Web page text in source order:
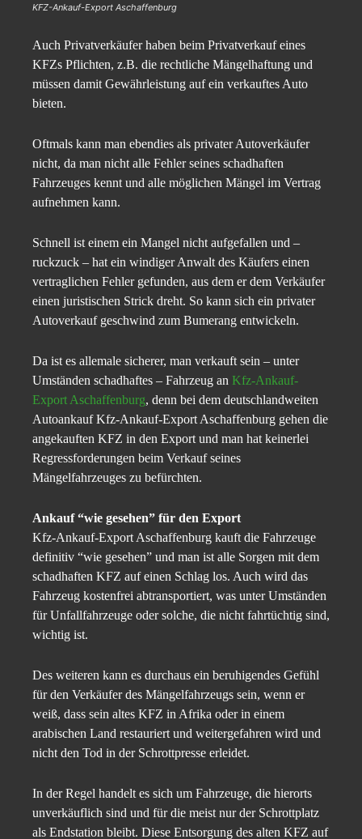
KFZ-Ankauf-Export Aschaffenburg
Auch Privatverkäufer haben beim Privatverkauf eines
KFZs Pflichten, z.B. die rechtliche Mängelhaftung und
müssen damit Gewährleistung auf ein verkauftes Auto
bieten.
Oftmals kann man ebendies als privater Autoverkäufer
nicht, da man nicht alle Fehler seines schadhaften
Fahrzeuges kennt und alle möglichen Mängel im Vertrag
aufnehmen kann.
Schnell ist einem ein Mangel nicht aufgefallen und –
ruckzuck – hat ein windiger Anwalt des Käufers einen
vertraglichen Fehler gefunden, aus dem er dem Verkäufer
einen juristischen Strick dreht. So kann sich ein privater
Autoverkauf geschwind zum Bumerang entwickeln.
Da ist es allemale sicherer, man verkauft sein – unter
Umständen schadhaftes – Fahrzeug an Kfz-Ankauf-
Export Aschaffenburg, denn bei dem deutschlandweiten
Autoankauf Kfz-Ankauf-Export Aschaffenburg gehen die
angekauften KFZ in den Export und man hat keinerlei
Regressforderungen beim Verkauf seines
Mängelfahrzeuges zu befürchten.
Ankauf “wie gesehen” für den Export
Kfz-Ankauf-Export Aschaffenburg kauft die Fahrzeuge
definitiv “wie gesehen” und man ist alle Sorgen mit dem
schadhaften KFZ auf einen Schlag los. Auch wird das
Fahrzeug kostenfrei abtransportiert, was unter Umständen
für Unfallfahrzeuge oder solche, die nicht fahrtüchtig sind,
wichtig ist.
Des weiteren kann es durchaus ein beruhigendes Gefühl
für den Verkäufer des Mängelfahrzeugs sein, wenn er
weiß, dass sein altes KFZ in Afrika oder in einem
arabischen Land restauriert und weitergefahren wird und
nicht den Tod in der Schrottpresse erleidet.
In der Regel handelt es sich um Fahrzeuge, die hierorts
unverkäuflich sind und für die meist nur der Schrottplatz
als Endstation bleibt. Diese Entsorgung des alten KFZ auf